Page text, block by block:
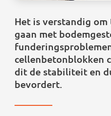
Het is verstandig
gaan met
cellenbetonblokken
dit de stabiliteit en
bevordert.